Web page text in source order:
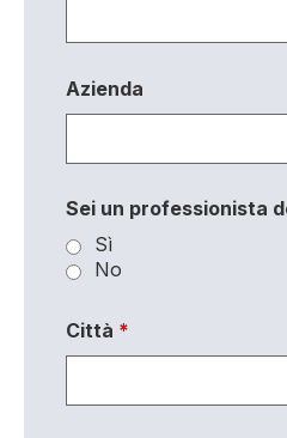
Azienda
Sei un professionista
Sì
No
Città *